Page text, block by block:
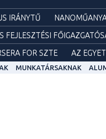
IRÁNYTŰ
FEJLESZTÉSI
FOR SZTE AZ
MUNKATÁRSAKNAK